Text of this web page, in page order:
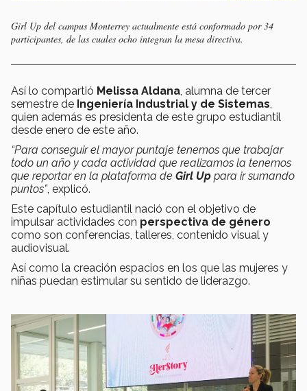
Girl Up del campus Monterrey actualmente está conformado por 34
participantes, de las cuales ocho integran la mesa directiva.
Así lo compartió Melissa Aldana, alumna de tercer
semestre de Ingeniería Industrial y de Sistemas,
quien además es presidenta de este grupo estudiantil
desde enero de este año.
“Para conseguir el mayor puntaje tenemos que trabajar
todo un año y cada actividad que realizamos la tenemos
que reportar en la plataforma de Girl Up para ir sumando
puntos”, explicó.
Este capítulo estudiantil nació con el objetivo de
impulsar actividades con perspectiva de género
como son conferencias, talleres, contenido visual y
audiovisual.
Así como la creación espacios en los que las mujeres y
niñas puedan estimular su sentido de liderazgo.